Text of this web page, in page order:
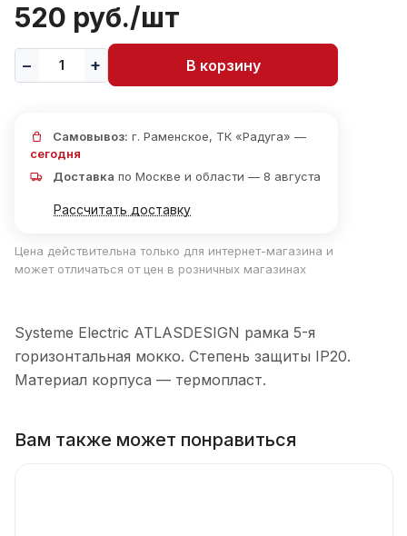
520 руб./шт
В корзину
Самовывоз: г. Раменское, ТК «Радуга» —
сегодня
Доставка по Москве и области — 8 августа
Рассчитать доставку
Цена действительна только для интернет-магазина и
может отличаться от цен в розничных магазинах
Systeme Electric ATLASDESIGN рамка 5-я
горизонтальная мокко. Степень защиты IP20.
Материал корпуса — термопласт.
Вам также может понравиться